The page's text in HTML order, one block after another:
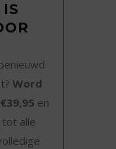
Word
en
alle